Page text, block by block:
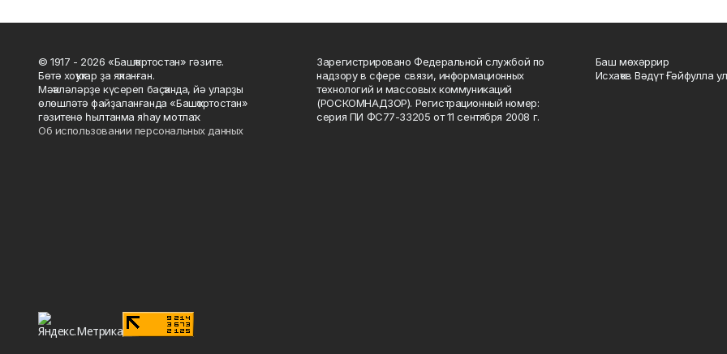
© 1917 - 2026 «Башҡортостан» гәзите.
Бөтә хоҡуҡтар ҙа яҡланған.
Мәҡәләләрҙе күсереп баҫҡанда, йә уларҙы
өлөшләтә файҙаланғанда «Башҡортостан»
гәзитенә һылтанма яһау мотлаҡ.
Об использовании персональных данных
Зарегистрировано Федеральной службой по
надзору в сфере связи, информационных
технологий и массовых коммуникаций
(РОСКОМНАДЗОР). Регистрационный номер:
серия ПИ ФС77-33205 от 11 сентября 2008 г.
Баш мөхәррир
Исхаҡов Вәдүт Ғәйфулла